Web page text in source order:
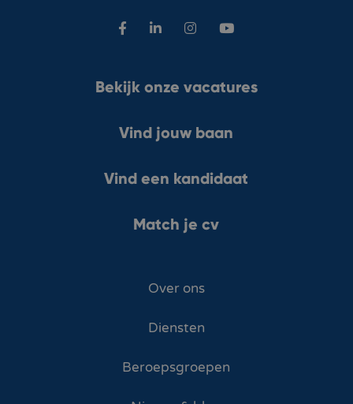
Bekijk onze vacatures
Vind jouw baan
Vind een kandidaat
Match je cv
Over ons
Diensten
Beroepsgroepen